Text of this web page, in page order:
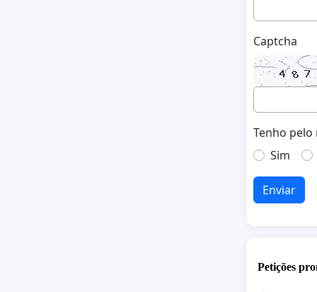
Captcha
Tenho pelo
Sim
Enviar
Petições